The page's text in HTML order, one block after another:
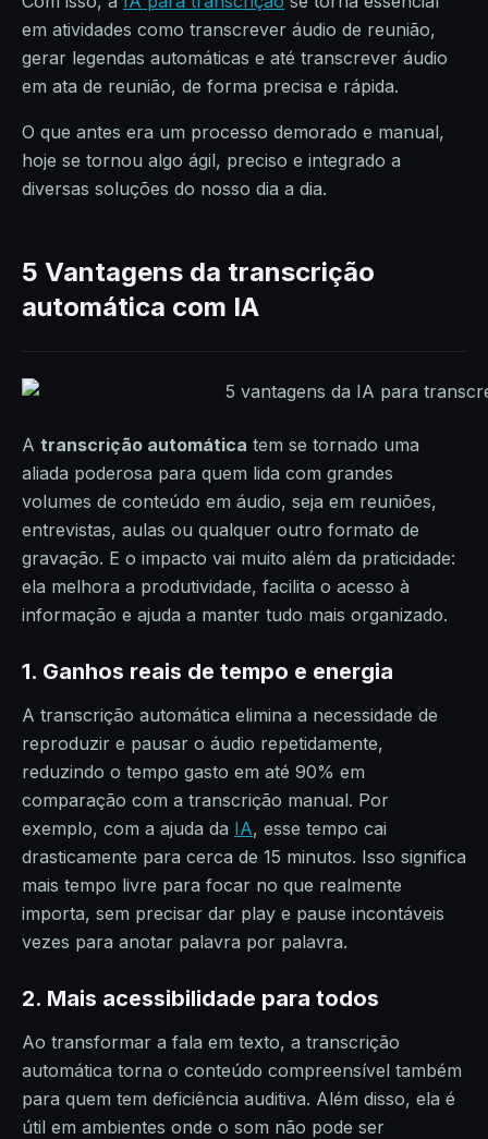
em atividades como transcrever áudio de reunião,
gerar legendas automáticas e até transcrever áudio
em ata de reunião, de forma precisa e rápida.
O que antes era um processo demorado e manual,
hoje se tornou algo ágil, preciso e integrado a
diversas soluções do nosso dia a dia.
5 Vantagens da transcrição
automática com IA
A transcrição automática tem se tornado uma
aliada poderosa para quem lida com grandes
volumes de conteúdo em áudio, seja em reuniões,
entrevistas, aulas ou qualquer outro formato de
gravação. E o impacto vai muito além da praticidade:
ela melhora a produtividade, facilita o acesso à
informação e ajuda a manter tudo mais organizado.
1. Ganhos reais de tempo e energia
A transcrição automática elimina a necessidade de
reproduzir e pausar o áudio repetidamente,
reduzindo o tempo gasto em até 90% em
comparação com a transcrição manual. Por
exemplo, com a ajuda da IA, esse tempo cai
drasticamente para cerca de 15 minutos. Isso significa
mais tempo livre para focar no que realmente
importa, sem precisar dar play e pause incontáveis
vezes para anotar palavra por palavra.
2. Mais acessibilidade para todos
Ao transformar a fala em texto, a transcrição
automática torna o conteúdo compreensível também
para quem tem deficiência auditiva. Além disso, ela é
útil em ambientes onde o som não pode ser